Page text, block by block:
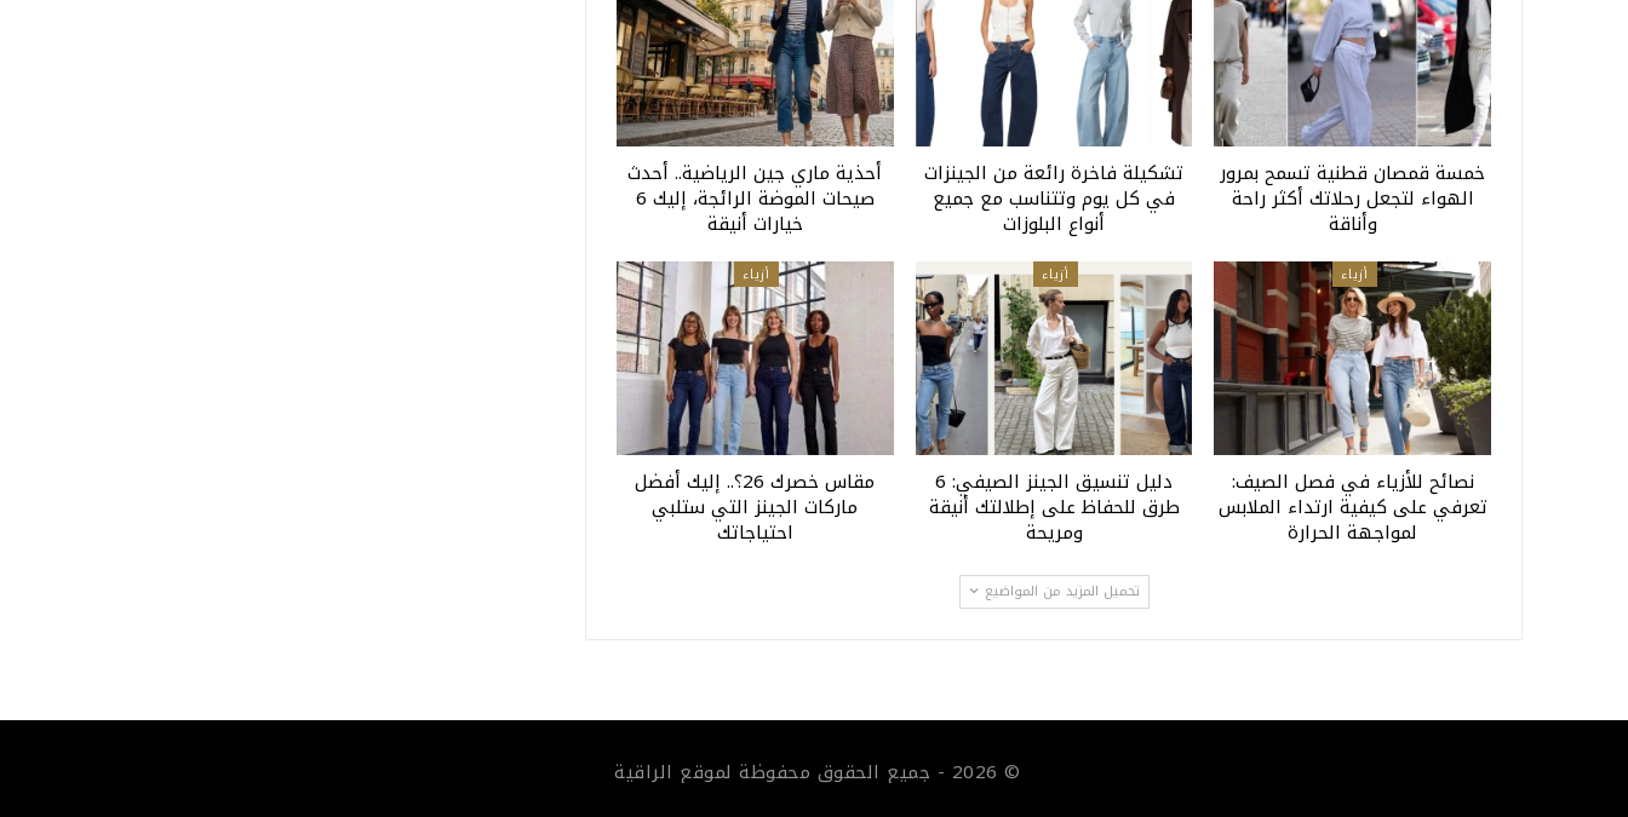
خمسة قمصان قطنية تسمح بمرور
الهواء لتجعل رحلاتك أكثر راحة
وأناقة
تشكيلة فاخرة رائعة من الجينزات
في كل يوم وتتناسب مع جميع
أنواع البلوزات
أحذية ماري جين الرياضية.. أحدث
صيحات الموضة الرائجة، إليك 6
خيارات أنيقة
أزياء
نصائح للأزياء في فصل الصيف:
تعرفي على كيفية ارتداء الملابس
لمواجهة الحرارة
أزياء
دليل تنسيق الجينز الصيفي: 6
طرق للحفاظ على إطلالتك أنيقة
ومريحة
أزياء
مقاس خصرك 26؟.. إليك أفضل
ماركات الجينز التي ستلبي
احتياجاتك
تحميل المزيد من المواضيع
© 2026 - جميع الحقوق محفوظة لموقع الراقية